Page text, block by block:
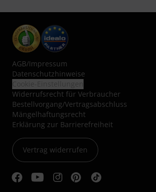
AGB/Impressum
Datenschutzhinweise
Widerrufsrecht für Verbraucher
Bestellvorgang/Vertragsabschluss
Mängelhaftungsrecht
Erklärung zur Barrierefreiheit
Vertrag widerrufen